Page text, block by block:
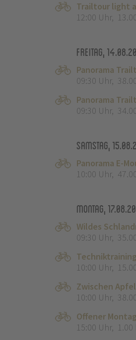
Trailtour light
12:00 Uhr,
Freitag,
Panorama
09:30 Uhr,
Panorama
09:30 Uhr,
Samstag,
Panorama E-
10:00 Uhr,
Montag,
Wildes
09:30 Uhr,
10:00 Uhr,
Zwischen
10:00 Uhr,
Offener
15:00 Uhr, 1.00